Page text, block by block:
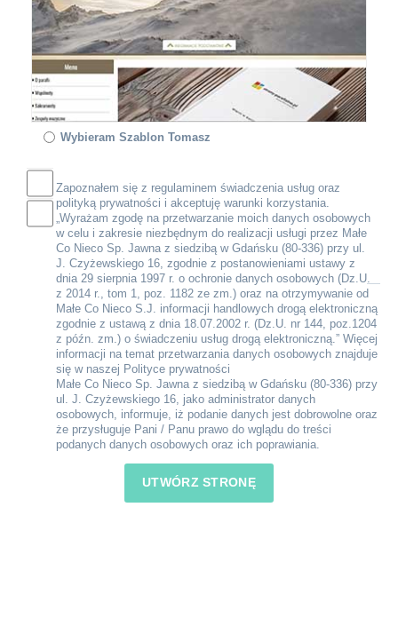
Wybieram Szablon Tomasz
Zapoznałem się z regulaminem świadczenia usług oraz
polityką prywatności i akceptuję warunki korzystania.
„Wyrażam zgodę na przetwarzanie moich danych osobowych
w celu i zakresie niezbędnym do realizacji usługi przez Małe
Co Nieco Sp. Jawna z siedzibą w Gdańsku (80-336) przy ul.
J. Czyżewskiego 16, zgodnie z postanowieniami ustawy z
dnia 29 sierpnia 1997 r. o ochronie danych osobowych (Dz.U.
z 2014 r., tom 1, poz. 1182 ze zm.) oraz na otrzymywanie od
Małe Co Nieco S.J. informacji handlowych drogą elektroniczną
zgodnie z ustawą z dnia 18.07.2002 r. (Dz.U. nr 144, poz.1204
z późn. zm.) o świadczeniu usług drogą elektroniczną.” Więcej
informacji na temat przetwarzania danych osobowych znajduje
się w naszej Polityce prywatności
Małe Co Nieco Sp. Jawna z siedzibą w Gdańsku (80-336) przy
ul. J. Czyżewskiego 16, jako administrator danych
osobowych, informuje, iż podanie danych jest dobrowolne oraz
że przysługuje Pani / Panu prawo do wglądu do treści
podanych danych osobowych oraz ich poprawiania.
UTWÓRZ STRONĘ